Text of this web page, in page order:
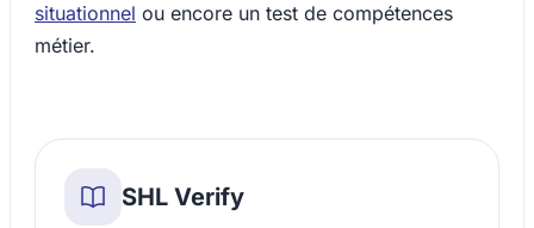
situationnel ou encore un test de compétences
métier.
SHL Verify